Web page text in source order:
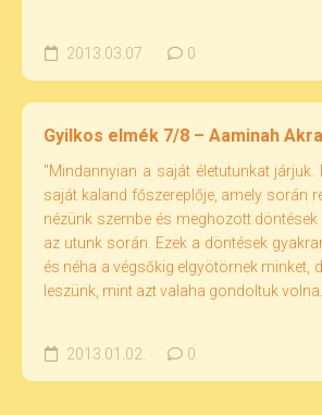
2013.03.07. 0
Gyilkos elmék 7/8 – Aaminah
"Mindannyian a saját életutunkat járjuk.
saját kaland főszereplője, amely során
nézünk szembe és meghozott
az utunk során. Ezek a döntések
és néha a végsőkig elgyötörnek minket,
leszünk, mint azt valaha gondoltuk
2013.01.02. 0